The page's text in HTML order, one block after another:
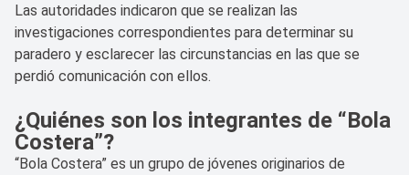
Las autoridades indicaron que se realizan las
investigaciones correspondientes para determinar su
paradero y esclarecer las circunstancias en las que se
perdió comunicación con ellos.
¿Quiénes son los integrantes de “Bola
Costera”?
“Bola Costera” es un grupo de jóvenes originarios de